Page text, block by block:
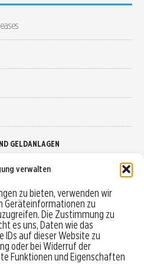
verwalten
zu bieten, verwenden wir
Geräteinformationen zu
Die Zustimmung zu
es uns, Daten wie das
auf dieser Website zu
oder bei Widerruf der
Funktionen und Eigenschaften
GELDANLAGEN